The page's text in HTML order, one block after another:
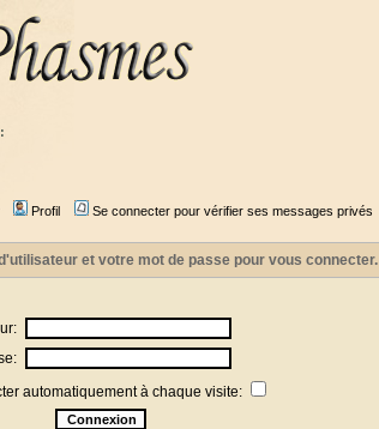
Profil Se connecter pour vérifier ses messages privés
et votre mot de passe pour vous connecter.
automatiquement à chaque visite: